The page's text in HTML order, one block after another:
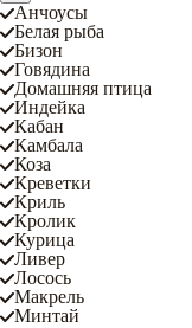
Анчоусы
Белая рыба
Бизон
Говядина
Домашняя птица
Индейка
Кабан
Камбала
Коза
Креветки
Криль
Кролик
Курица
Ливер
Лосось
Макрель
Минтай